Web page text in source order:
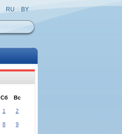
RU BY
Сб Вс
1 2
8 9